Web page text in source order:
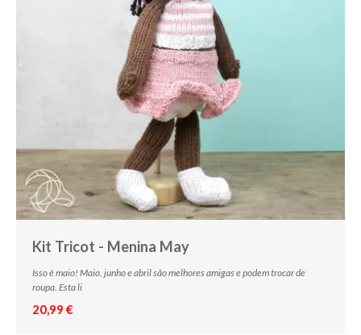
Kit Tricot - Menina May
Isso é maio! Maio, junho e abril são melhores amigas e podem trocar de
roupa. Esta li
20,99 €